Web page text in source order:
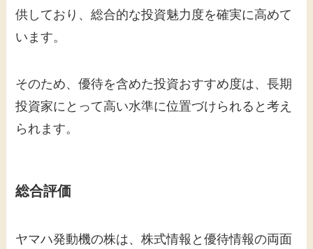
供しており、総合的な投資魅力度を確実に高めて
います。
そのため、優待を含めた投資おすすめ度は、長期
投資家にとって高い水準に位置づけられると考え
られます。
総合評価
ヤマハ発動機の株は、株式情報と優待情報の両面